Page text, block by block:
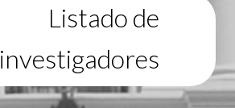
Listado de
investigadores